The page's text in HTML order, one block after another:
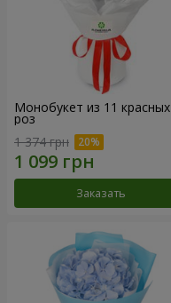
Монобукет из 11 красных
роз
1 374 грн
Заказать